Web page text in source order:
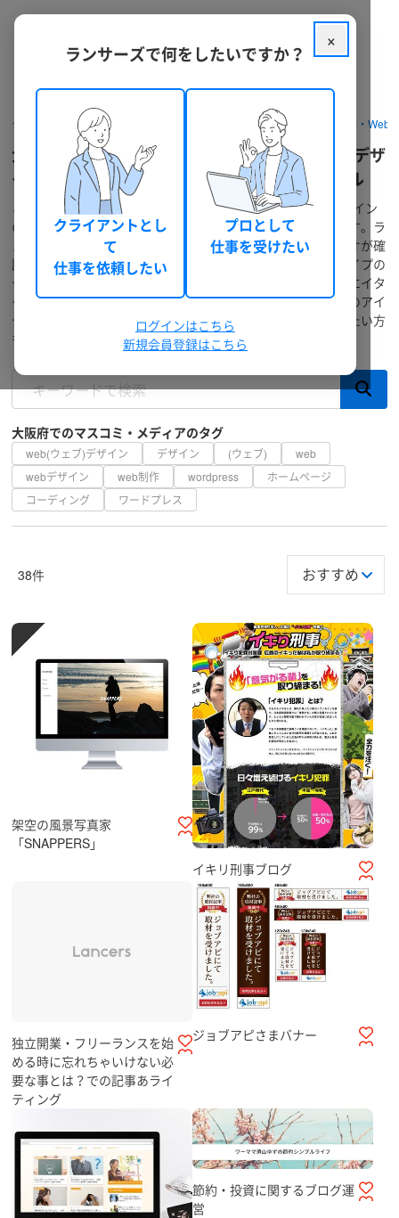
クラウドソーシング ランサーズ ポートフォリオを探す Web制作・Web
大阪府でのマスコミ・メディアのWeb (ウェブ) デザ
インの事例・参考デザイン・プロの見本サンプル
こちらは大阪府でのマスコミ・メディアのWeb (ウェブ) デザイン
の事例サンプル・参考デザイン集・アイディア一覧ページです。ラ
ンサーズに登録している多数のクリエイターのポートフォリオが確
認できます。おしゃれ・かわいい・かっこいいなど様々なタイプの
デザインがあり、お気に入りのデザインを見つけて直接クリエイタ
ーに制作依頼が可能です。また、デザイン作成や仕事依頼時のアイ
ディアにも活用いただけます。仕事を依頼したい方も、受けたい方
も、まずはカンタン無料会員登録がおススメです。
大阪府でのマスコミ・メディアのタグ
web(ウェブ)デザイン デザイン (ウェブ)
web
webデザイン
web制作 wordpress
ホームページ
コーディング
ワードプレス
38件
架空の風景写真家
「SNAPPERS」
イキリ刑事ブログ
独立開業・フリーランスを始
める時に忘れちゃいけない必
要な事とは？での記事あライ
ティング
ジョブアピさまバナー
節約・投資に関するブログ運
営
×
ランサーズで何をしたいですか？
クライアントとし
て
仕事を依頼したい
プロとして
仕事を受けたい
ログインはこちら
新規会員登録はこちら